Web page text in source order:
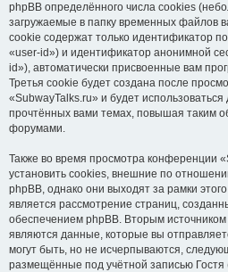
phpBB определённого числа cookies
загружаемые в папку временных файлов
cookie содержат только идентификатор
«user-id») и идентификатор анонимной
id»), автоматически присвоенные вам
Третья cookie будет создана после
«SubwayTalks.ru» и будет
прочтённых вами темах, повышая таким
форумами.
Также во время просмотра конференции
установить cookies, внешние по
phpBB, однако они выходят за рамки
является рассмотрение страниц,
обеспечением phpBB. Вторым
являются данные, которые вы
могут быть, но не исчерпываются,
размещённые под учётной записью